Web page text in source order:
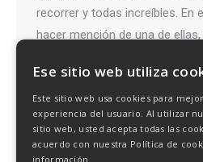
recorrer y todas increíbles. En
hacer mención de una de
Esta ruta, apta para
considerada como una de las
Asturias por su gran riqueza
Ese sitio web utiliza
Este sitio web usa cookies para
experiencia del usuario. Al utilizar
sitio web, usted acepta todas las
acuerdo con nuestra Política de
información